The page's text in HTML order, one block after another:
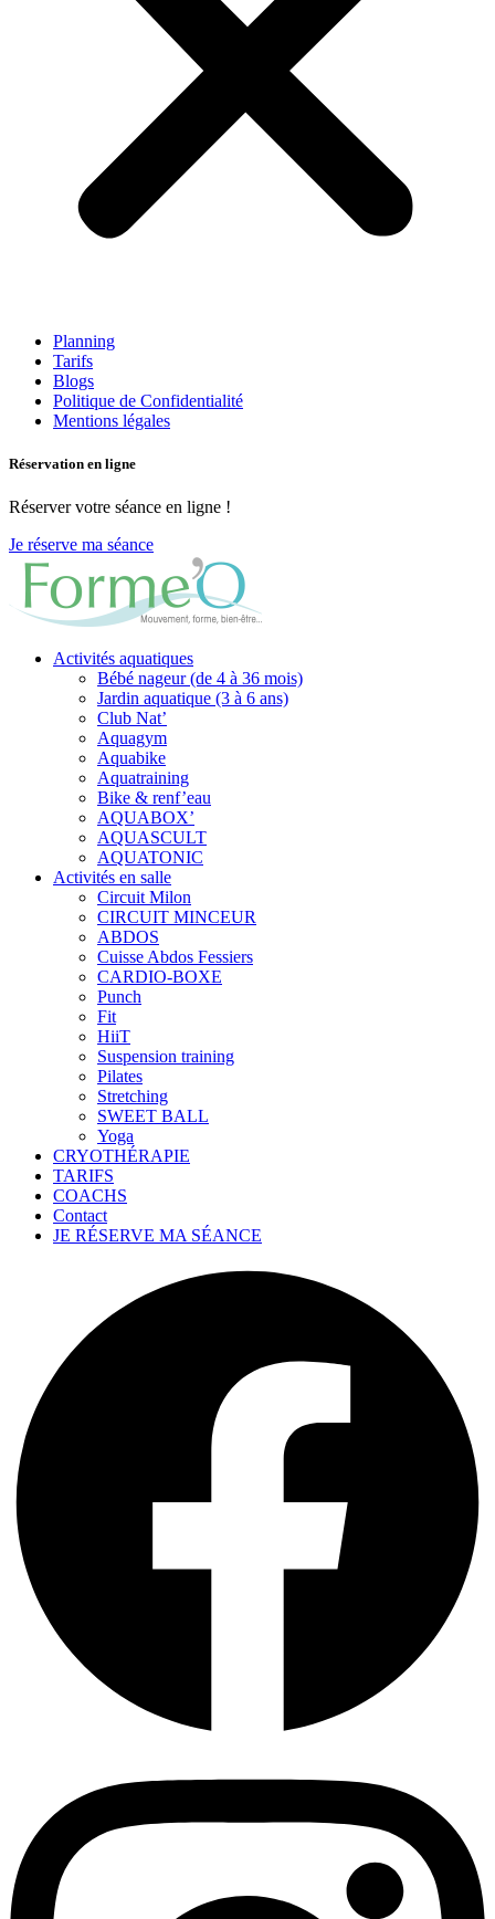
Planning
Tarifs
Blogs
Politique de Confidentialité
Mentions légales
Réservation en ligne
Réserver votre séance en ligne !
Je réserve ma séance
Activités aquatiques
Bébé nageur (de 4 à 36 mois)
Jardin aquatique (3 à 6 ans)
Club Nat’
Aquagym
Aquabike
Aquatraining
Bike & renf’eau
AQUABOX’
AQUASCULT
AQUATONIC
Activités en salle
Circuit Milon
CIRCUIT MINCEUR
ABDOS
Cuisse Abdos Fessiers
CARDIO-BOXE
Punch
Fit
HiiT
Suspension training
Pilates
Stretching
SWEET BALL
Yoga
CRYOTHÉRAPIE
TARIFS
COACHS
Contact
JE RÉSERVE MA SÉANCE